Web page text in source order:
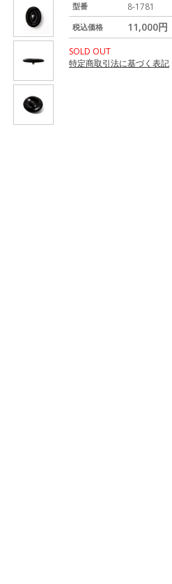
型番 8-1781
税込価格 11,000円
SOLD OUT
特定商取引法に基づく表記